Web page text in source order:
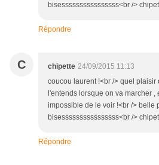
bisessssssssssssssss<br />
Répondre
C chipette 24/09/2015 11:13
coucou laurent !<br /> quel plaisir
l'entends lorsque on va marcher
impossible de le voir !<br /> belle
bisessssssssssssssss<br />
Répondre